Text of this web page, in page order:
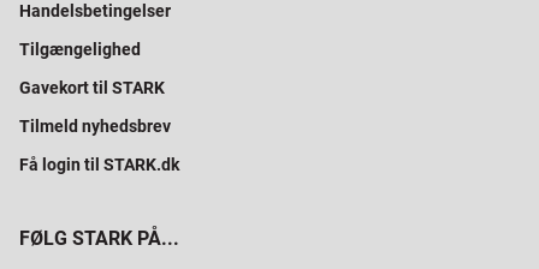
Handelsbetingelser
Tilgængelighed
Gavekort til STARK
Tilmeld nyhedsbrev
Få login til STARK.dk
FØLG STARK PÅ...